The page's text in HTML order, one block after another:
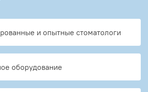
и опытные стоматологи
оборудование